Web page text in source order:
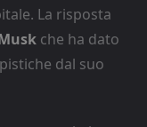
La risposta
che ha dato
dal suo